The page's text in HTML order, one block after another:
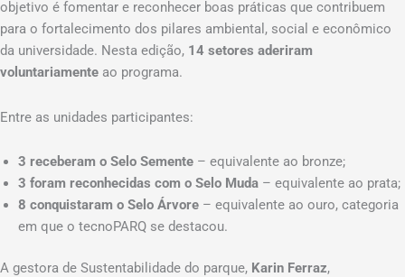
objetivo é fomentar e reconhecer boas práticas que contribuem
para o fortalecimento dos pilares ambiental, social e econômico
da universidade. Nesta edição, 14 setores aderiram
voluntariamente ao programa.
Entre as unidades participantes:
3 receberam o Selo Semente – equivalente ao bronze;
3 foram reconhecidas com o Selo Muda – equivalente ao prata;
8 conquistaram o Selo Árvore – equivalente ao ouro, categoria
em que o tecnoPARQ se destacou.
A gestora de Sustentabilidade do parque, Karin Ferraz,